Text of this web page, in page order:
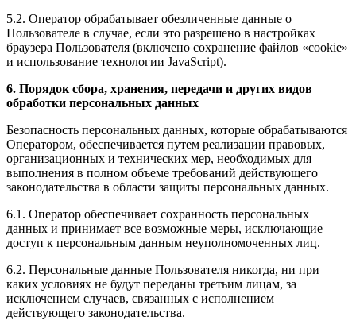
5.2. Оператор обрабатывает обезличенные данные о
Пользователе в случае, если это разрешено в настройках
браузера Пользователя (включено сохранение файлов «cookie»
и использование технологии JavaScript).
6. Порядок сбора, хранения, передачи и других видов
обработки персональных данных
Безопасность персональных данных, которые обрабатываются
Оператором, обеспечивается путем реализации правовых,
организационных и технических мер, необходимых для
выполнения в полном объеме требований действующего
законодательства в области защиты персональных данных.
6.1. Оператор обеспечивает сохранность персональных
данных и принимает все возможные меры, исключающие
доступ к персональным данным неуполномоченных лиц.
6.2. Персональные данные Пользователя никогда, ни при
каких условиях не будут переданы третьим лицам, за
исключением случаев, связанных с исполнением
действующего законодательства.